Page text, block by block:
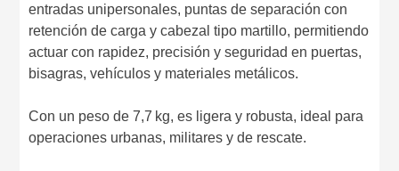
entradas unipersonales, puntas de separación con
retención de carga y cabezal tipo martillo, permitiendo
actuar con rapidez, precisión y seguridad en puertas,
bisagras, vehículos y materiales metálicos.
Con un peso de 7,7 kg, es ligera y robusta, ideal para
operaciones urbanas, militares y de rescate.